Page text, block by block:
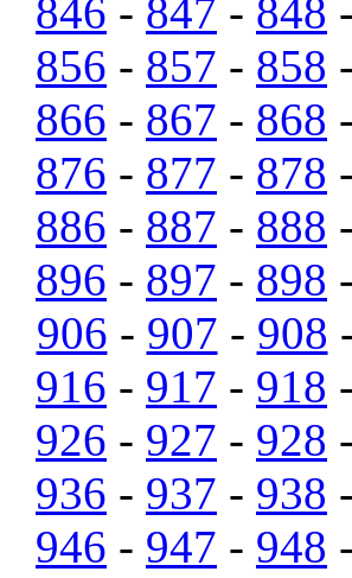
846 - 847 - 848 -
856 - 857 - 858 -
866 - 867 - 868 -
876 - 877 - 878 -
886 - 887 - 888 -
896 - 897 - 898 -
906 - 907 - 908
916 - 917 - 918 -
926 - 927 - 928 -
936 - 937 - 938 -
946 - 947 - 948 -